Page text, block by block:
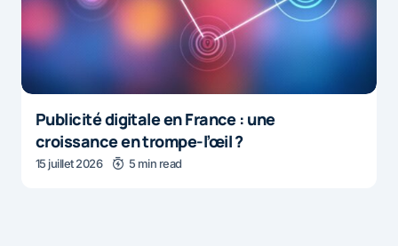
Publicité digitale en France : une
croissance en trompe-l’œil ?
15 juillet 2026 5 min read